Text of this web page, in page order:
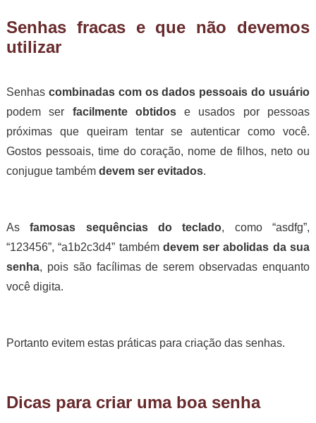
Senhas fracas e que não devemos
utilizar
Senhas combinadas com os dados pessoais do usuário
podem ser facilmente obtidose usados por pessoas
próximas que queiram tentar se autenticar como você.
Gostos pessoais, time do coração, nome de filhos, neto ou
conjugue também devem ser evitados.
Asfamosas sequências do teclado, como “asdfg”,
“123456”, “a1b2c3d4” também devem ser abolidas da sua
senha, pois são facílimas de serem observadas enquanto
você digita.
Portanto evitem estas práticas para criação das senhas.
Dicas para criar uma boa senha